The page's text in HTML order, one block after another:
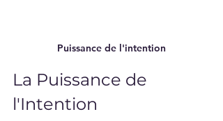
Puissance de l'intention
La Puissance de
l'Intention